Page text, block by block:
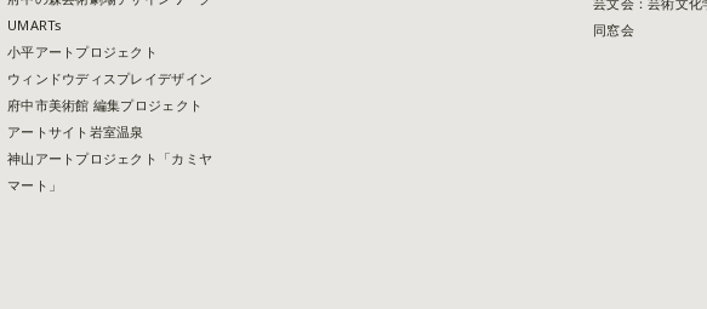
UMARTs
小平アートプロジェクト
ウィンドウディスプレイデザイン
府中市美術館 編集プロジェクト
アートサイト岩室温泉
神山アートプロジェクト「カミヤ
マート」
同窓会